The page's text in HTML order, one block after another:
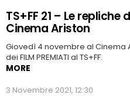
TS+FF 21 – Le
Cinema Ariston
Giovedì 4 novembre al Cinema
dei FILM PREMIATI al TS+FF.
MORE
3 Novembre 2021, 12:30